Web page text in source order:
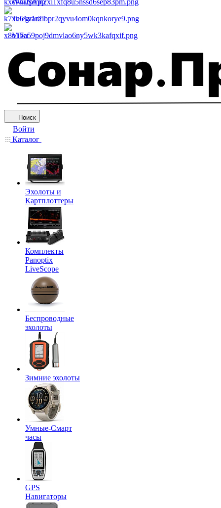
WhatsApp
Telegram
Viber
Поиск
Войти
Каталог
Эхолоты и
Картплоттеры
Комплекты
Panoptix
LiveScope
Беспроводные
эхолоты
Зимние эхолоты
Умные-Смарт
часы
GPS
Навигаторы